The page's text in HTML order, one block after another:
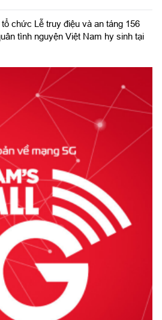
chức Lễ truy điệu và an táng 156
tình nguyện Việt Nam hy sinh tại